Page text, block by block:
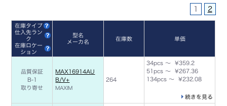
1 2
在庫タイプ
仕入先ラン
ク
在庫ロケー
ション
型名
メーカ名
在庫数 単価
品質保証
B-1
取り寄せ
MAX16914AU
B/V+
MAXIM
264
34pcs ～ ¥359.2
51pcs ～ ¥267.36
134pcs ～ ¥232.08
続きを見る